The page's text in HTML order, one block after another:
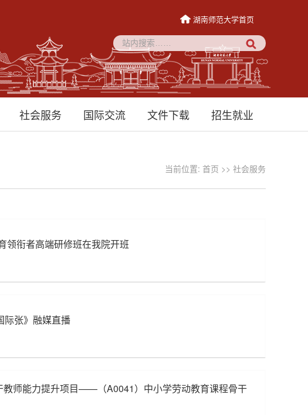
湖南师范大学首页
社会服务 国际交流 文件下载 招生就业
当前位置: 首页 >> 社会服务
领衔者高端研修班在我院开班
张》融媒直播
教师能力提升项目——（A0041）中小学劳动教育课程骨干